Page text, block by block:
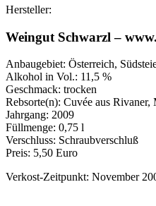
Hersteller:
Weingut Schwarzl –
Anbaugebiet: Österreich,
Alkohol in Vol.: 11,5 %
Geschmack: trocken
Rebsorte(n): Cuvée aus
Jahrgang: 2009
Füllmenge: 0,75 l
Verschluss: Schraubverschluß
Preis: 5,50 Euro
Verkost-Zeitpunkt: November